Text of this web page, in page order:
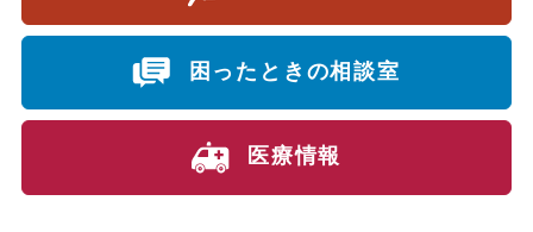
困ったときの相談室
医療情報